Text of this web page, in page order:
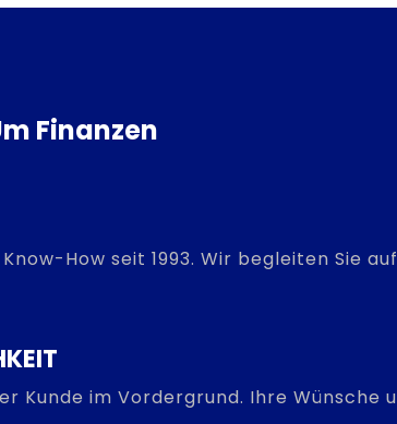
Finanzen
How seit 1993. Wir begleiten Sie
Kunde im Vordergrund. Ihre Wünsche